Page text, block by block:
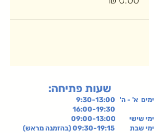
:שעות פתיחה
ימים א' - ה' 9:30-13:00
ימי שישי 09:00-13:00
ימי שבת 09:30-19:15 (בהזמנה מראש)